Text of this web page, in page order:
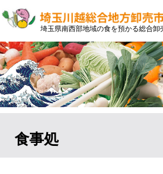
埼玉県南西部地域の食を預かる総合卸
食事処